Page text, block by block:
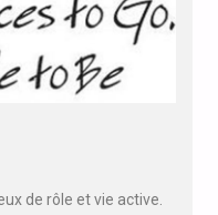
de rôle et vie active.